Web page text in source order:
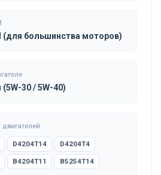
(для большинства моторов)
(5W-30 / 5W-40)
D4204T14 D4204T4
B4204T11 B5254T14